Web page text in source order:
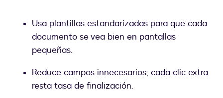
Usa plantillas estandarizadas para que cada
documento se vea bien en pantallas
pequeñas.
Reduce campos innecesarios; cada clic extra
resta tasa de finalización.